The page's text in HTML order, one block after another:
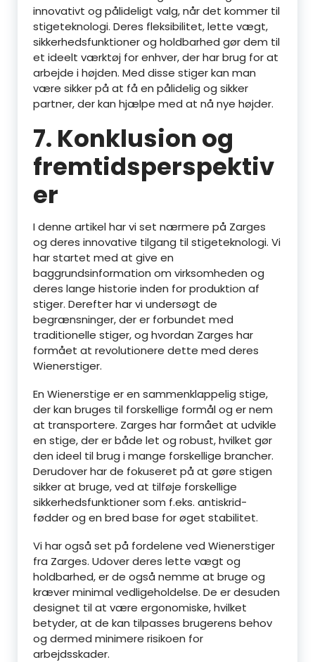
innovativt og pålideligt valg, når det kommer til
stigeteknologi. Deres fleksibilitet, lette vægt,
sikkerhedsfunktioner og holdbarhed gør dem til
et ideelt værktøj for enhver, der har brug for at
arbejde i højden. Med disse stiger kan man
være sikker på at få en pålidelig og sikker
partner, der kan hjælpe med at nå nye højder.
7. Konklusion og
fremtidsperspektiv
er
I denne artikel har vi set nærmere på Zarges
og deres innovative tilgang til stigeteknologi. Vi
har startet med at give en
baggrundsinformation om virksomheden og
deres lange historie inden for produktion af
stiger. Derefter har vi undersøgt de
begrænsninger, der er forbundet med
traditionelle stiger, og hvordan Zarges har
formået at revolutionere dette med deres
Wienerstiger.
En Wienerstige er en sammenklappelig stige,
der kan bruges til forskellige formål og er nem
at transportere. Zarges har formået at udvikle
en stige, der er både let og robust, hvilket gør
den ideel til brug i mange forskellige brancher.
Derudover har de fokuseret på at gøre stigen
sikker at bruge, ved at tilføje forskellige
sikkerhedsfunktioner som f.eks. antiskrid-
fødder og en bred base for øget stabilitet.
Vi har også set på fordelene ved Wienerstiger
fra Zarges. Udover deres lette vægt og
holdbarhed, er de også nemme at bruge og
kræver minimal vedligeholdelse. De er desuden
designet til at være ergonomiske, hvilket
betyder, at de kan tilpasses brugerens behov
og dermed minimere risikoen for
arbejdsskader.